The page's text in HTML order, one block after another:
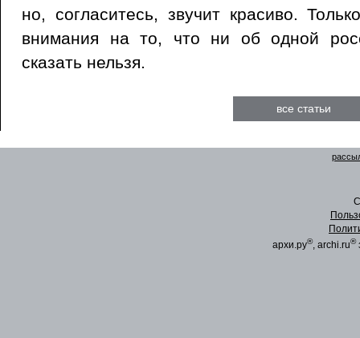
но, согласитесь, звучит красиво.
внимания на то, что ни об одной
сказать нельзя.
все статьи
архи.ру®, archi.ru®